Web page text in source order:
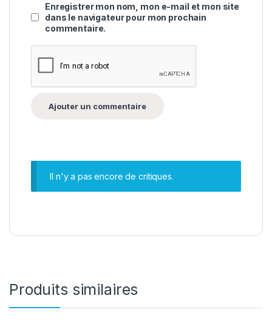
Enregistrer mon nom, mon e-mail et mon site
dans le navigateur pour mon prochain
commentaire.
Il n'y a pas encore de critiques.
Produits similaires